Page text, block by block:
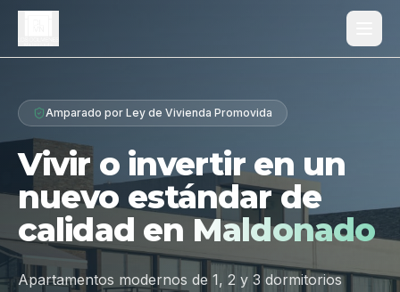
Proyecto
Diferenciales
Tipologías
Galería
Ubicación
Amparado por Ley de Vivienda Promovida
Vivir o invertir en un
nuevo estándar de
calidad en Maldonado
Apartamentos modernos de 1, 2 y 3 dormitorios